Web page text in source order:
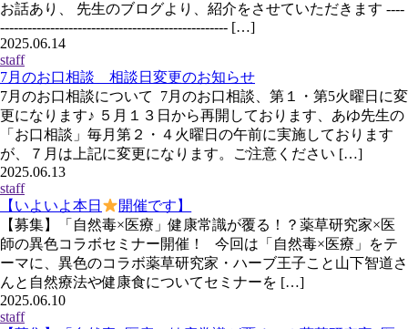
お話あり、 先生のブログより、紹介をさせていただきます ----
-------------------------------------------------- […]
2025.06.14
staff
7月のお口相談 相談日変更のお知らせ
7月のお口相談について 7月のお口相談、第１・第5火曜日に変
更になります♪ ５月１３日から再開しております、あゆ先生の
「お口相談」毎月第２・４火曜日の午前に実施しております
が、７月は上記に変更になります。ご注意ください […]
2025.06.13
staff
【いよいよ本日
開催です】
【募集】「自然毒×医療」健康常識が覆る！？薬草研究家×医
師の異色コラボセミナー開催！ 今回は「自然毒×医療」をテ
ーマに、異色のコラボ薬草研究家・ハーブ王子こと山下智道さ
んと自然療法や健康食についてセミナーを […]
2025.06.10
staff